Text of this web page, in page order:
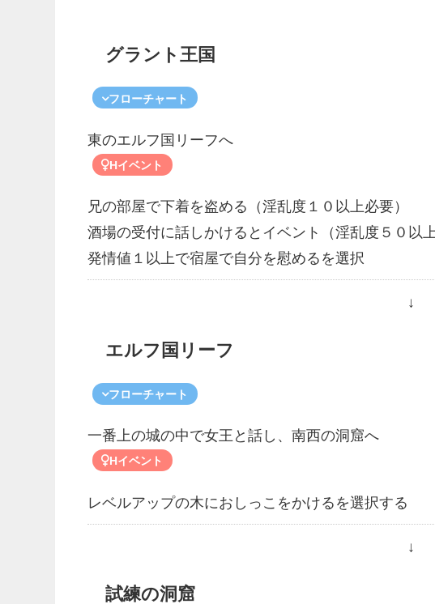
グラント王国
フローチャート
東のエルフ国リーフへ
Hイベント
兄の部屋で下着を盗める（淫乱度１０以上必要）
酒場の受付に話しかけるとイベント（淫乱度５０以上
発情値１以上で宿屋で自分を慰めるを選択
↓
エルフ国リーフ
フローチャート
一番上の城の中で女王と話し、南西の洞窟へ
Hイベント
レベルアップの木におしっこをかけるを選択する
↓
試練の洞窟